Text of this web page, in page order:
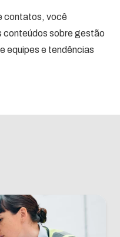
contatos, você
conteúdos sobre gestão
equipes e tendências